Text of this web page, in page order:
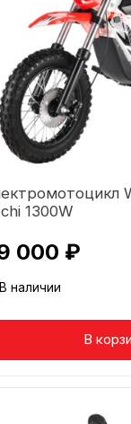
Товар в
1300W
000 ₽
В наличии
В